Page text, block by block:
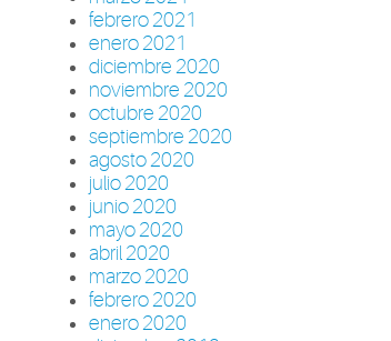
febrero 2021
enero 2021
diciembre 2020
noviembre 2020
octubre 2020
septiembre 2020
agosto 2020
julio 2020
junio 2020
mayo 2020
abril 2020
marzo 2020
febrero 2020
enero 2020